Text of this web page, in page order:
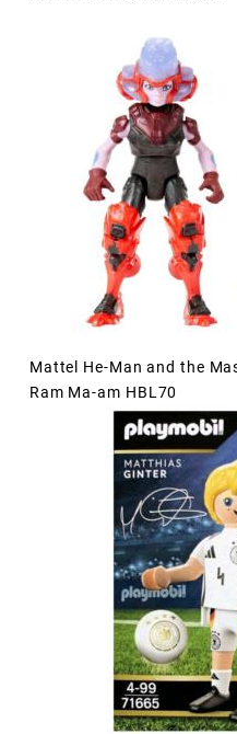
Mattel He-Man and the
Ram Ma-am HBL70